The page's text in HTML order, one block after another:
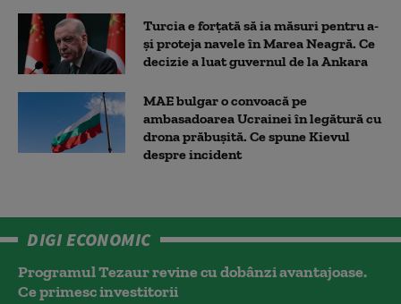
Turcia e forțată să ia măsuri pentru a-
și proteja navele în Marea Neagră. Ce
decizie a luat guvernul de la Ankara
MAE bulgar o convoacă pe
ambasadoarea Ucrainei în legătură cu
drona prăbuşită. Ce spune Kievul
despre incident
DIGI ECONOMIC
Programul Tezaur revine cu dobânzi avantajoase.
Ce primesc investitorii